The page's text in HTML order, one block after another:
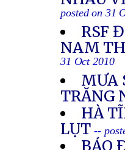
posted on 31
RSF
NAM
31 Oct 2010
MƯA
TRĂNG
HÀ
LỤT--
BÁO